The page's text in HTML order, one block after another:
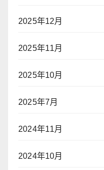
2025年12月
2025年11月
2025年10月
2025年7月
2024年11月
2024年10月